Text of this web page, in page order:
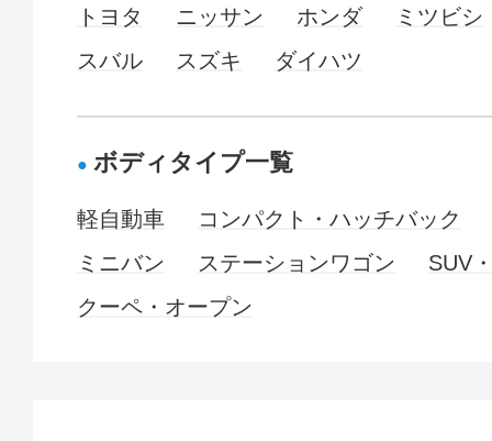
トヨタ ニッサン ホンダ
ミツビシ
スバル
スズキ ダイハツ
ボディタイプ一覧
軽自動車
コンパクト・ハッチバック
ミニバン
ステーションワゴン
SUV
クーペ・オープン